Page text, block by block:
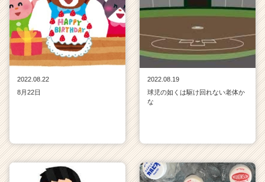
2022.08.22
8月22日
2022.08.19
球児の如くは駆け回れない老体か
な